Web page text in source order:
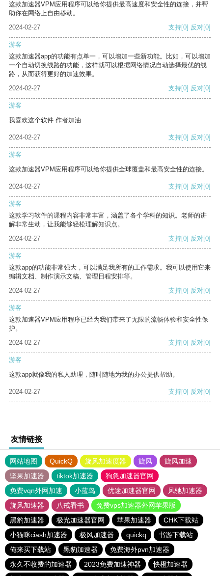
这款加速器VPM应用程序可以给你提供最高速度和安全性的连接，并帮
助你在网络上自由移动。
2024-02-27
支持[0] 反对[0]
游客
这款加速器app的功能有点单一，可以增加一些新功能。比如，可以增加
一个自动切换线路的功能，这样就可以根据网络情况自动选择最优的线
路，从而获得更好的加速效果。
2024-02-27
支持[0] 反对[0]
游客
我喜欢这个软件 作者加油
2024-02-27 支持[0] 反对[0]
游客
这款加速器VPM应用程序可以给你提供全球覆盖和最高安全性的连接。
2024-02-27 支持[0] 反对[0]
游客
这款学习软件的课程内容非常丰富，涵盖了各个学科的知识。老师的讲
解非常生动，让我能够轻松理解知识点。
2024-02-27
支持[0] 反对[0]
游客
这款app的功能非常强大，可以满足我所有的工作需求。我可以使用它来
编辑文档、制作演示文稿、管理日程安排等。
2024-02-27
支持[0] 反对[0]
游客
这款加速器VPM应用程序已经为我们带来了无限的流畅体验和安全性保
护。
2024-02-27
支持[0] 反对[0]
游客
这款app就像我的私人助理，随时随地为我的办公提供帮助。
2024-02-27 支持[0] 反对[0]
友情链接
网站地图 QuickQ 旋风加速度器 旋风
旋风加速
坚果加速器
tiktok加速器
狗急加速器官网
免费vqn外网加速
小蓝鸟 优途加速器官网
风驰加速器
旋风加速器
八戒看书
免费vps加速器外网苹果版
黑豹加速器
极光加速器官网 苹果加速器
CHK下载站
小猫咪ciash加速器
极风加速器 quickq
书游下载站
俺来买下载站
黑豹加速器
免费海外pvn加速器
永久不收费的加速器
2023免费加速神器
快橙加速器